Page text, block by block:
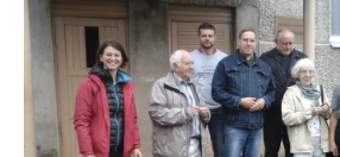
2016
2015
2014
2013